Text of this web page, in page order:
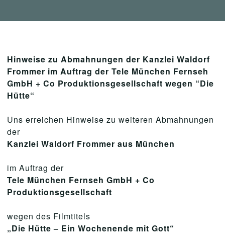
Hinweise zu Abmahnungen der Kanzlei Waldorf
Frommer im Auftrag der Tele München Fernseh
GmbH + Co Produktionsgesellschaft wegen “Die
Hütte“
Uns erreichen Hinweise zu weiteren Abmahnungen
der
Kanzlei Waldorf Frommer aus München
im Auftrag der
Tele München Fernseh GmbH + Co
Produktionsgesellschaft
wegen des Filmtitels
„Die Hütte – Ein Wochenende mit Gott“